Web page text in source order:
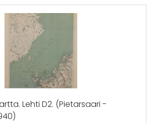
Lehti D2. (Pietarsaari -